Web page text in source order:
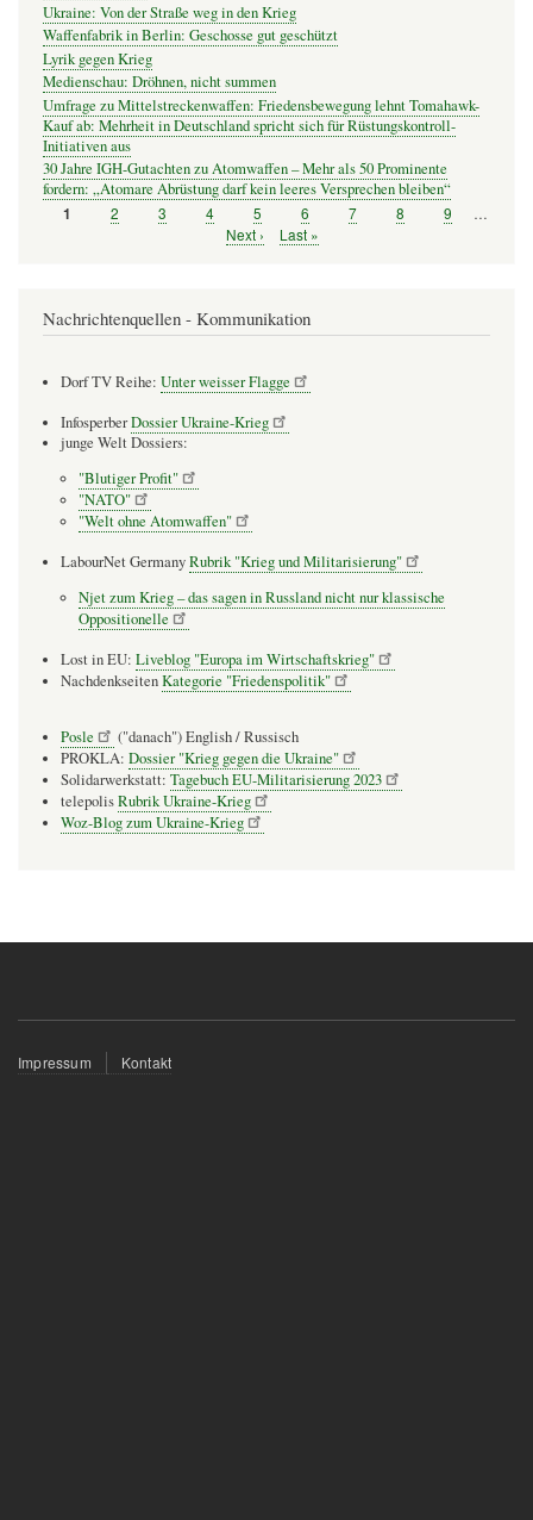
Ukraine: Von der Straße weg in den Krieg
Waffenfabrik in Berlin: Geschosse gut geschützt
Lyrik gegen Krieg
Medienschau: Dröhnen, nicht summen
Umfrage zu Mittelstreckenwaffen: Friedensbewegung lehnt Tomahawk-
Kauf ab: Mehrheit in Deutschland spricht sich für Rüstungskontroll-
Initiativen aus
30 Jahre IGH-Gutachten zu Atomwaffen – Mehr als 50 Prominente
fordern: „Atomare Abrüstung darf kein leeres Versprechen bleiben“
Seitennummerierung
Seite
1 Seite
2 Seite
3 Seite
4 Seite
5 Seite
6 Seite
7 Seite
8 Seite
9
…
Nächste
Next ›
Letzte
Last »
Nachrichtenquellen - Kommunikation
Dorf TV Reihe: Unter weisser Flagge
InfosperberDossier Ukraine-Krieg
junge Welt Dossiers:
"Blutiger Profit"
"NATO"
"Welt ohne Atomwaffen"
LabourNet GermanyRubrik "Krieg und Militarisierung"
Njet zum Krieg – das sagen in Russland nicht nur klassische
Oppositionelle
Lost in EU: Liveblog "Europa im Wirtschaftskrieg"
NachdenkseitenKategorie "Friedenspolitik"
Posle
("danach") English / Russisch
PROKLA: Dossier "Krieg gegen die Ukraine"
Solidarwerkstatt: Tagebuch EU-Militarisierung 2023
telepolisRubrik Ukraine-Krieg
Woz-Blog zum Ukraine-Krieg
Fußzeilenmenü
Impressum Kontakt